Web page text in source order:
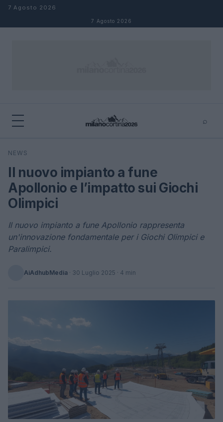
Salta al contenuto
7 Agosto 2026
7 Agosto 2026
⌕
Cerca
NEWS
Il nuovo impianto a fune
Apollonio e l’impatto sui Giochi
Olimpici
Il nuovo impianto a fune Apollonio rappresenta
un'innovazione fondamentale per i Giochi Olimpici e
Paralimpici.
AiAdhubMedia · 30 Luglio 2025 · 4 min